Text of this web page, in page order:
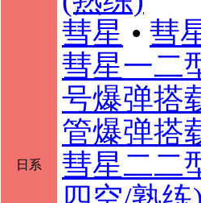
日系
彗星 • 彗
彗星一二
号爆弹搭
管爆弹搭
彗星二二